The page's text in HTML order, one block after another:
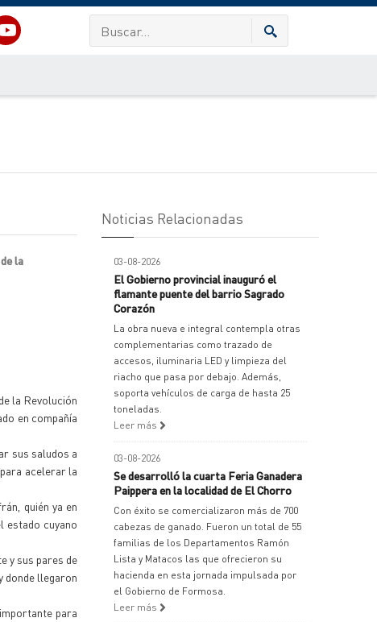
la
la Revolución
en compañía
sus saludos a
acelerar la
quién ya en
estado cuyano
y sus pares de
donde llegaron
para
Noticias Relacionadas
03-08-2026
El Gobierno provincial inauguró el
flamante puente del barrio Sagrado
Corazón
La obra nueva e integral contempla otras
complementarias como trazado de
accesos, iluminaria LED y limpieza del
riacho que pasa por debajo. Además,
soporta vehículos de carga de hasta 25
toneladas.
Leer más
03-08-2026
Se desarrolló la cuarta Feria Ganadera
Paippera en la localidad de El Chorro
Con éxito se comercializaron más de 700
cabezas de ganado. Fueron un total de 55
familias de los Departamentos Ramón
Lista y Matacos las que ofrecieron su
hacienda en esta jornada impulsada por
el Gobierno de Formosa.
Leer más